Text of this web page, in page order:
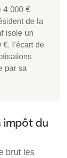
4 000 €
de la
isole un
l’écart de
par sa
impôt du
brut les